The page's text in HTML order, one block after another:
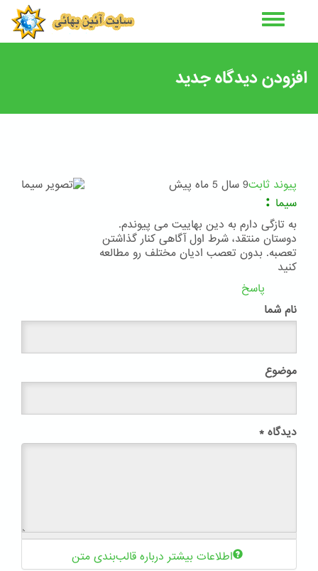
افزودن دیدگاه جدید
پیوند ثابت9 سال 5 ماه پیش
سیما :
به تازگی دارم به دین بهاییت می پیوندم.
دوستان منتقد، شرط اول آگاهی کنار گذاشتن
تعصبه. بدون تعصب ادیان مختلف رو مطالعه
کنید
پاسخ
نام شما
موضوع
دیدگاه *
اطلاعات بیشتر درباره قالب‌بندی متن